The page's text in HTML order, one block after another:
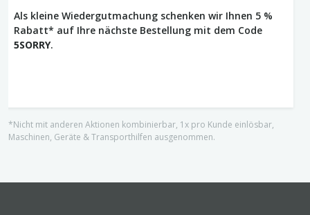
Als kleine Wiedergutmachung schenken wir Ihnen 5 %
Rabatt* auf Ihre nächste Bestellung mit dem Code
5SORRY.
*Nicht mit anderen Aktionen kombinierbar, 1x pro Kunde einlösbar,
Maschinen, Geräte & Transporthilfen ausgenommen.